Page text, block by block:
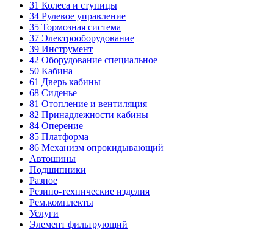
31 Колеса и ступицы
34 Рулевое управление
35 Тормозная система
37 Электрооборудование
39 Инструмент
42 Оборудование специальное
50 Кабина
61 Дверь кабины
68 Сиденье
81 Отопление и вентиляция
82 Принадлежности кабины
84 Оперение
85 Платформа
86 Механизм опрокидывающий
Автошины
Подшипники
Разное
Резино-технические изделия
Рем.комплекты
Услуги
Элемент фильтрующий